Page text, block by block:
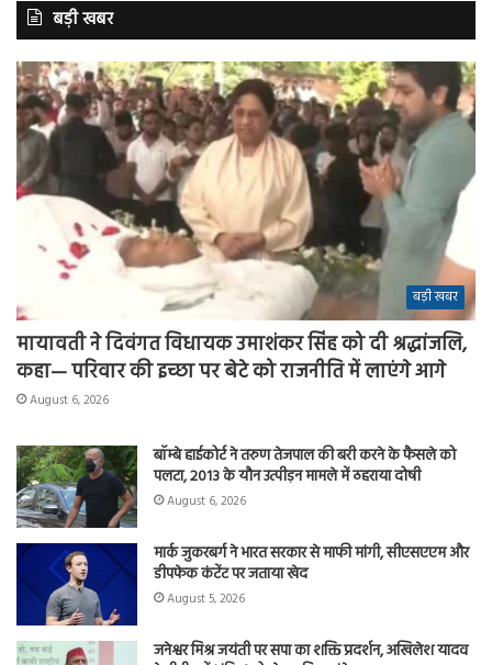
बड़ी खबर
बड़ी खबर
मायावती ने दिवंगत विधायक उमाशंकर सिंह को दी श्रद्धांजलि,
कहा— परिवार की इच्छा पर बेटे को राजनीति में लाएंगे आगे
August 6, 2026
बॉम्बे हाईकोर्ट ने तरुण तेजपाल की बरी करने के फैसले को
पलटा, 2013 के यौन उत्पीड़न मामले में ठहराया दोषी
August 6, 2026
मार्क जुकरबर्ग ने भारत सरकार से माफी मांगी, सीएसएएम और
डीपफेक कंटेंट पर जताया खेद
August 5, 2026
जनेश्वर मिश्र जयंती पर सपा का शक्ति प्रदर्शन, अखिलेश यादव